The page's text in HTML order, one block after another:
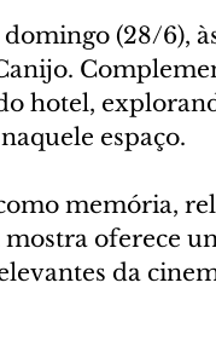
(28/6),
hotel,
espaço.
memória,
mostra oferece
da